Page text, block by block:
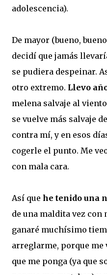
adolescencia).
De mayor (bueno,
decidí que jamás
se pudiera despeinar.
otro extremo. Llevo
melena salvaje al
se vuelve más salvaje
contra mí, y en esos
cogerle el punto. Me
con mala cara.
Así que he tenido una
de una maldita vez con
ganaré muchísimo
arreglarme, porque me
que me ponga (ya que